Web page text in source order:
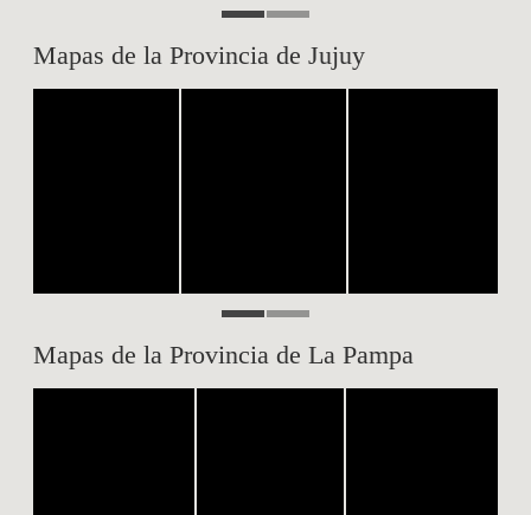
Mapas de la Provincia de Jujuy
Mapas de la Provincia de La Pampa